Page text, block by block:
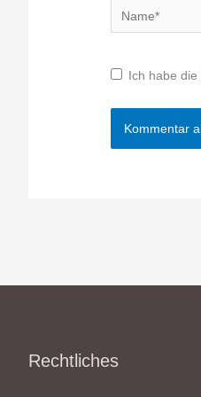
Name*
Ich habe die
Rechtliches